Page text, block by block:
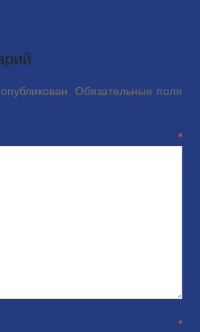
Обязательные поля
*
*